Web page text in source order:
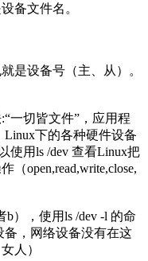
备文件名。
是设备号（主、从）。
一切皆文件”，应用程
下的各种硬件设备
使用ls /dev 查看Linux把
open,read,write,close,
），使用ls /dev -l 的命
，网络设备没有在这
人）